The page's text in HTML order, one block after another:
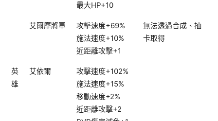
最大HP+10
艾爾摩將軍
攻擊速度+69%
施法速度+10%
近距離攻擊+1
無法透過合成、抽
卡取得
英
雄
艾依爾
攻擊速度+102%
施法速度+15%
移動速度+2%
近距離攻擊+2